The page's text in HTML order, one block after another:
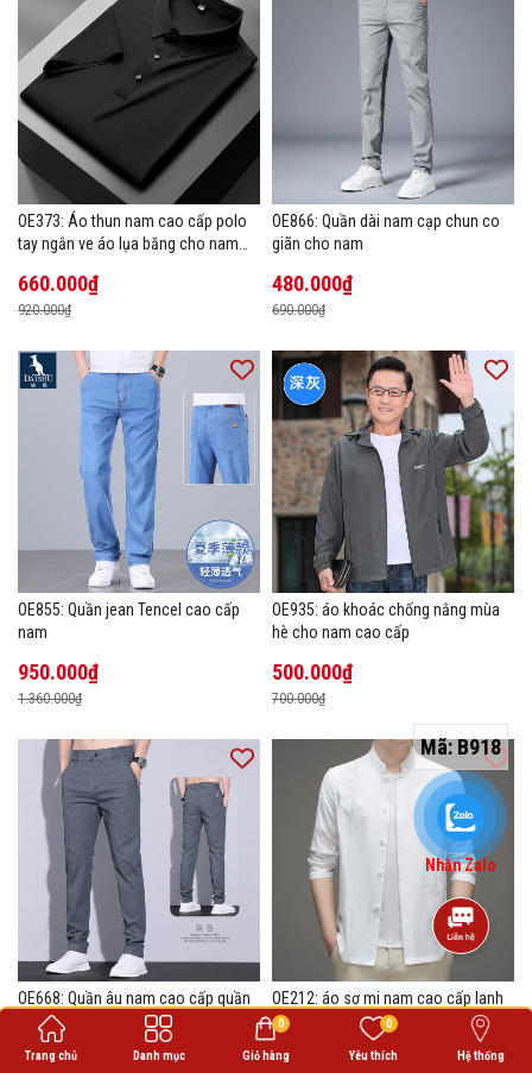
Mã:B918
OE373: Áo thun nam cao cấp polo
tay ngắn ve áo lụa băng cho nam
660.000₫
920.000₫
OE866: Quần dài nam cạp chun co
giãn cho nam
480.000₫
690.000₫
OE855: Quần jean Tencel cao cấp
nam
950.000₫
1.360.000₫
OE935: áo khoác chống nắng mùa
hè cho nam cao cấp
500.000₫
700.000₫
OE668: Quần âu nam cao cấp quần
dài thẳng bó quần dài công sở co
giãn thoáng khí
560.000₫
OE212: áo sơ mi nam cao cấp lanh
lụa cổ đứng họa tiết thêu
1.260.000₫
Trang chủ Danh mục Giỏ hàng
0
Yêu thích
0
Hệ thống
Nhắn Zalo